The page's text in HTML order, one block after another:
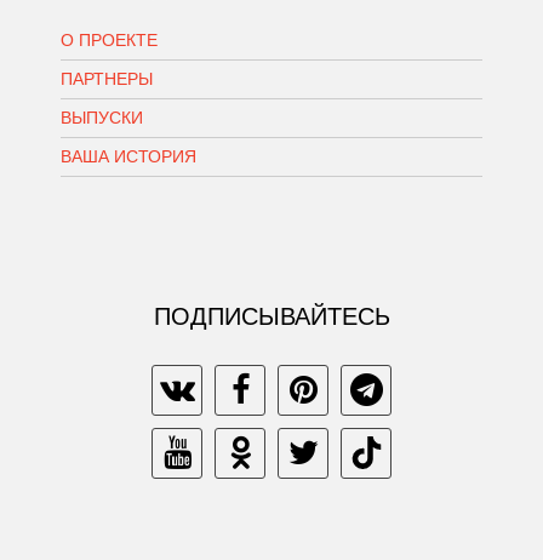
О ПРОЕКТЕ
ПАРТНЕРЫ
ВЫПУСКИ
ВАША ИСТОРИЯ
ПОДПИСЫВАЙТЕСЬ